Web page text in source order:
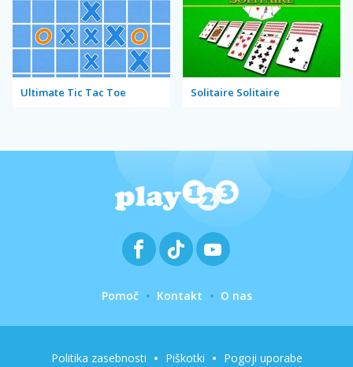
Ultimate Tic Tac Toe Solitaire Solitaire
Pomoč Kontakt O nas
Politika zasebnosti Piškotki Pogoji uporabe